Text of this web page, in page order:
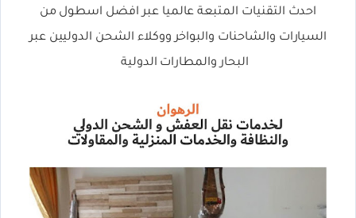
احدث التقنيات المتبعة عالميا عبر افضل اسطول من
السيارات والشاحنات والبواخر ووكلاء الشحن الدوليين عبر
البحار والمطارات الدولية